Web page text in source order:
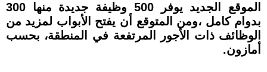
الموقع الجديد يوفر 500 وظيفة جديدة منها 300
بدوام كامل ،ومن المتوقع أن يفتح الأبواب لمزيد من
الوظائف ذات الأجور المرتفعة في المنطقة، بحسب
أمازون.